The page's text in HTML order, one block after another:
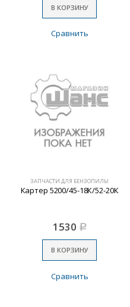
В КОРЗИНУ
Сравнить
ЗАПЧАСТИ ДЛЯ БЕНЗОПИЛЫ
Картер 5200/45-18К/52-20К
1530 Р
В КОРЗИНУ
Сравнить